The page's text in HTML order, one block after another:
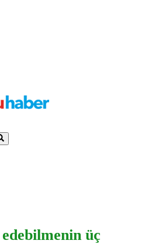
üç